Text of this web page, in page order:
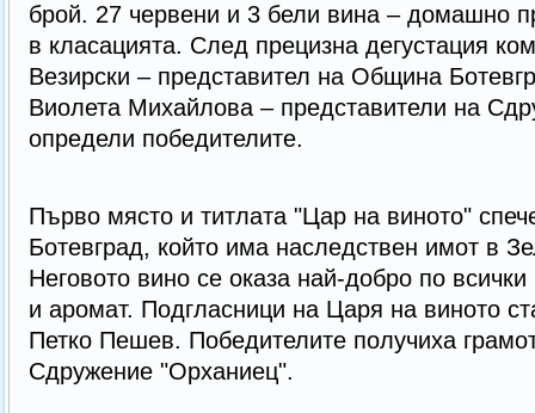
брой. 27 червени и 3 бели вина – домашно
в класацията. След прецизна дегустация
Везирски – представител на Община
Виолета Михайлова – представители на
определи победителите.
Първо място и титлата "Цар на виното"
Ботевград, който има наследствен имот в
Неговото вино се оказа най-добро по всички
и аромат. Подгласници на Царя на виното
Петко Пешев. Победителите получиха
Сдружение "Орханиец".